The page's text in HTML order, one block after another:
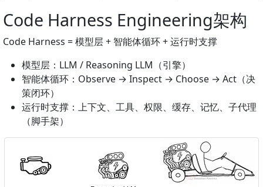
Code Harness Engineering架构
Code Harness = 模型层 + 智能体循环 + 运行时支撑
模型层：LLM / Reasoning LLM（引擎）
智能体循环：Observe → Inspect → Choose → Act（决
策闭环）
运行时支撑：上下文、工具、权限、缓存、记忆、子代理
（脚手架）